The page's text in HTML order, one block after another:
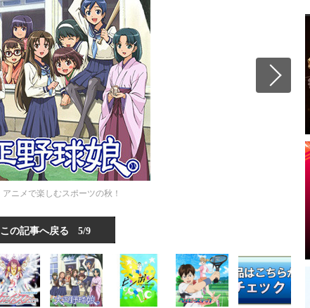
ニメで楽しむスポーツの秋！
この記事へ戻る 5/9